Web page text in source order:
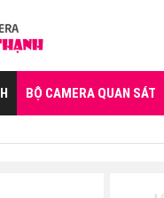
BỘ CAMERA QUAN SÁT